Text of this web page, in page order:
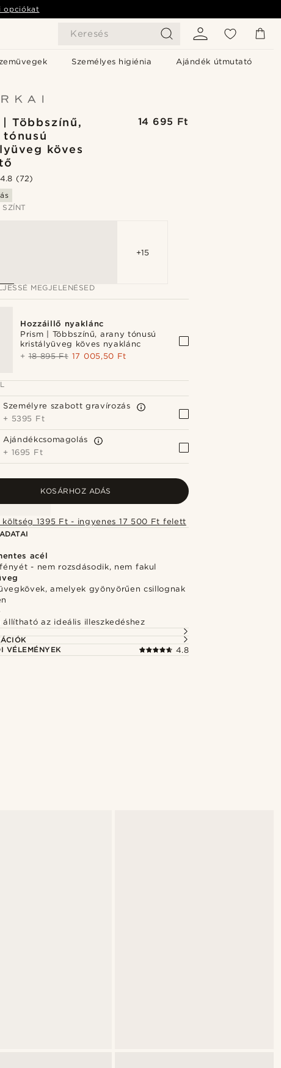
Keresés
Személyes higiénia Ajándék útmutató
opciókat
| Többszínű,
köves
14 695 Ft
4.8 (72)
+15
MEGJELENÉSED
Hozzáillő nyaklánc
Prism | Többszínű, arany tónusú
kristályüveg köves nyaklánc
+18 895 Ft 17 005,50 Ft
Személyre szabott gravírozás
+ 5395 Ft
Ajándékcsomagolás
+ 1695 Ft
KOSÁRHOZ ADÁS
Szállítási költség 1395 Ft - ingyenes 17 500 Ft felett
acél
- nem rozsdásodik, nem fakul
amelyek gyönyörűen csillognak
állítható az ideális illeszkedéshez
VÉLEMÉNYEK
4.8